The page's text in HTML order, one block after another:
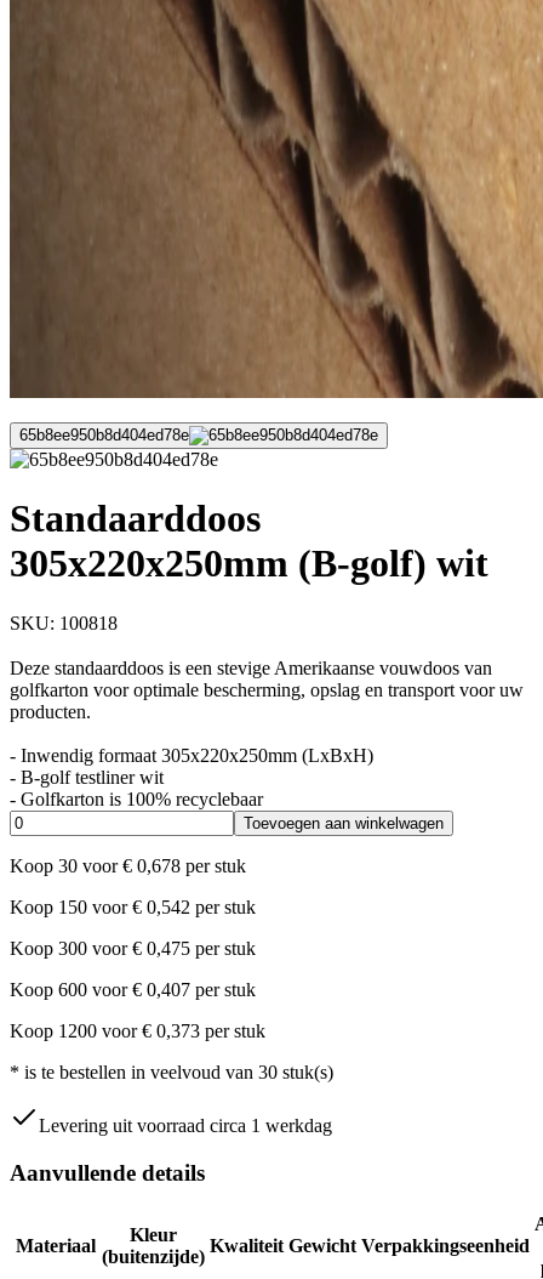
65b8ee950b8d404ed78e
Standaarddoos
305x220x250mm (B-golf) wit
SKU: 100818
Deze standaarddoos is een stevige Amerikaanse vouwdoos van
golfkarton voor optimale bescherming, opslag en transport voor uw
producten.
- Inwendig formaat 305x220x250mm (LxBxH)
- B-golf testliner wit
- Golfkarton is 100% recyclebaar
Toevoegen aan winkelwagen
Koop 30 voor € 0,678 per stuk
Koop 150 voor € 0,542 per stuk
Koop 300 voor € 0,475 per stuk
Koop 600 voor € 0,407 per stuk
Koop 1200 voor € 0,373 per stuk
* is te bestellen in veelvoud van 30 stuk(s)
Levering uit voorraad circa 1 werkdag
Aanvullende details
Materiaal
Kleur
(buitenzijde)
Kwaliteit Gewicht Verpakkingseenheid